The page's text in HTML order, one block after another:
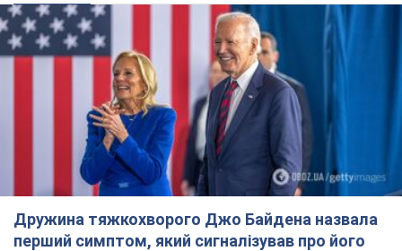
Дружина тяжкохворого Джо Байдена назвала
перший симптом, який сигналізував про його